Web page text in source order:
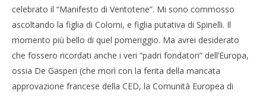
celebrato il “Manifesto di Ventotene”. Mi sono commosso
ascoltando la figlia di Colorni, e figlia putativa di Spinelli. Il
momento più bello di quel pomeriggio. Ma avrei desiderato
che fossero ricordati anche i veri “padri fondatori” dell’Europa,
ossia De Gasperi (che morì con la ferita della mancata
approvazione francese della CED, la Comunità Europea di